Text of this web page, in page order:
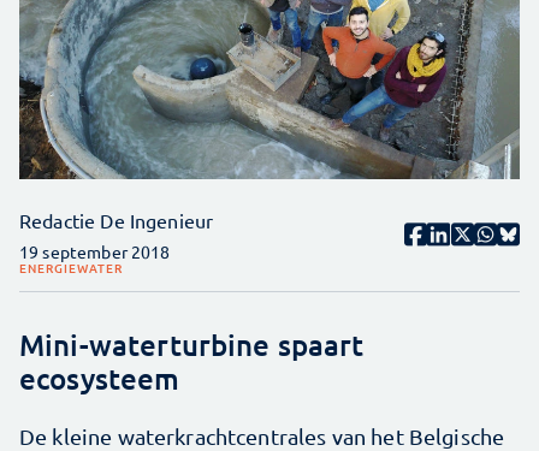
Redactie De Ingenieur
19 september 2018
ENERGIEWATER
Mini-waterturbine spaart
ecosysteem
De kleine waterkrachtcentrales van het Belgische